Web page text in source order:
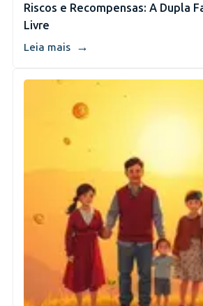
Riscos e Recompensas: A Dupla
Livre
Leia mais →